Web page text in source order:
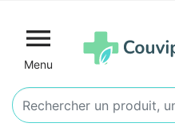

Menu